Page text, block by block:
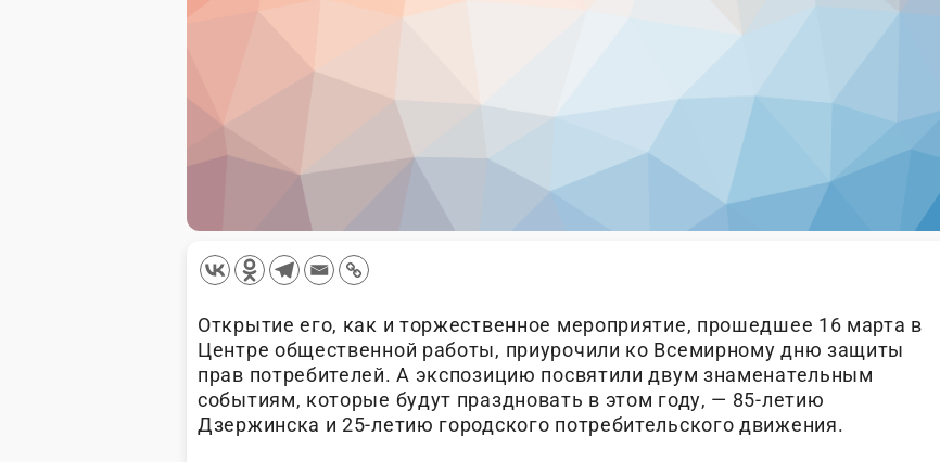
Открытие его, как и торжественное мероприятие, прошедшее 16 марта в
Центре общественной работы, приурочили ко Всемирному дню защиты
прав потребителей. А экспозицию посвятили двум знаменательным
событиям, которые будут праздновать в этом году, — 85-летию
Дзержинска и 25-летию городского потребительского движения.